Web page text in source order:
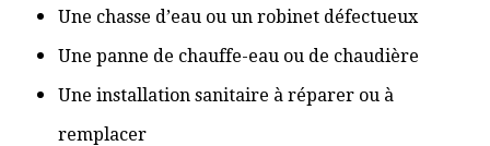
Une chasse d’eau ou un robinet défectueux
Une panne de chauffe-eau ou de chaudière
Une installation sanitaire à réparer ou à
remplacer